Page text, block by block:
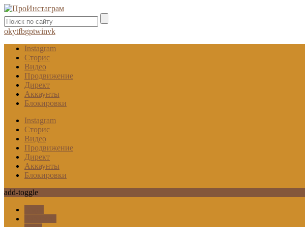
okytfbgptwinvk
Instagram
Сторис
Видео
Продвижение
Директ
Аккаунты
Блокировки
Instagram
Сторис
Видео
Продвижение
Директ
Аккаунты
Блокировки
add-toggle